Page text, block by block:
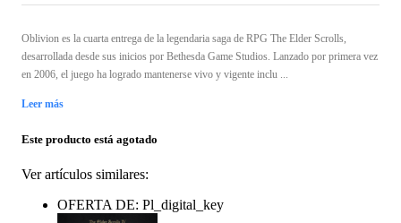
Oblivion es la cuarta entrega de la legendaria saga de RPG The Elder Scrolls,
desarrollada desde sus inicios por Bethesda Game Studios. Lanzado por primera vez
en 2006, el juego ha logrado mantenerse vivo y vigente inclu ...
Leer más
Este producto está agotado
Ver artículos similares:
OFERTA DE: Pl_digital_key